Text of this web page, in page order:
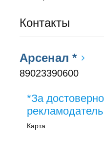
Контакты
Арсенал *
89023390600
*За
Карта